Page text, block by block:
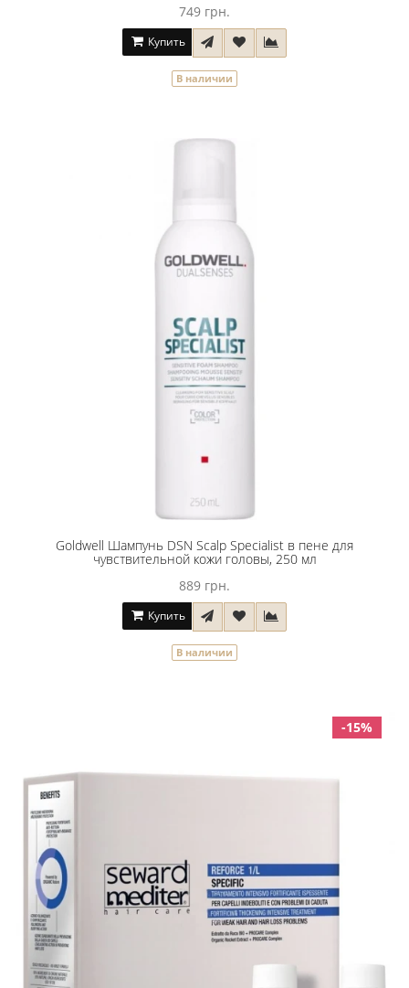
749 грн.
Купить
В наличии
Goldwell Шампунь DSN Scalp Specialist в пене для
чувствительной кожи головы, 250 мл
889 грн.
Купить
В наличии
-15%